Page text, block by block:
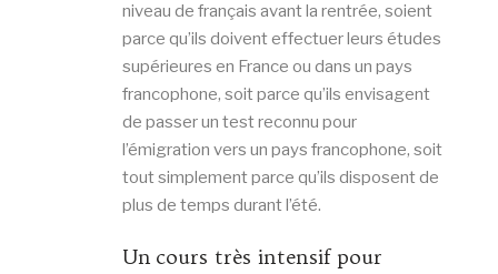
niveau de français avant la rentrée, soient
parce qu’ils doivent effectuer leurs études
supérieures en France ou dans un pays
francophone, soit parce qu’ils envisagent
de passer un test reconnu pour
l’émigration vers un pays francophone, soit
tout simplement parce qu’ils disposent de
plus de temps durant l’été.
Un cours très intensif pour